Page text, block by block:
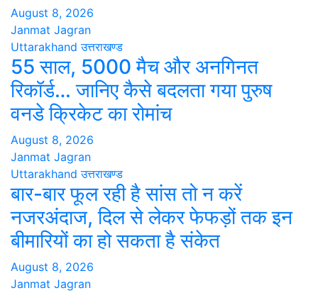
August 8, 2026
Janmat Jagran
Uttarakhand उत्तराखण्ड
55 साल, 5000 मैच और अनगिनत
रिकॉर्ड… जानिए कैसे बदलता गया पुरुष
वनडे क्रिकेट का रोमांच
August 8, 2026
Janmat Jagran
Uttarakhand उत्तराखण्ड
बार-बार फूल रही है सांस तो न करें
नजरअंदाज, दिल से लेकर फेफड़ों तक इन
बीमारियों का हो सकता है संकेत
August 8, 2026
Janmat Jagran